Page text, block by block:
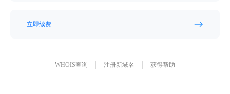
立即续费
WHOIS查询 注册新域名 获得帮助